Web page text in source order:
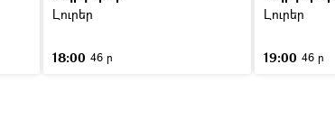
Լուրեր
18:00 46 ր
Լուրեր
19:00 46 ր